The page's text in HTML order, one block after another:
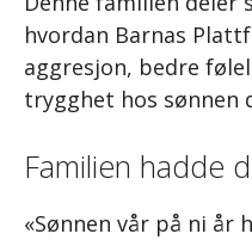
hvordan Barnas
aggresjon, bedre
trygghet hos sønnen
Familien hadde
«Sønnen vår på ni år